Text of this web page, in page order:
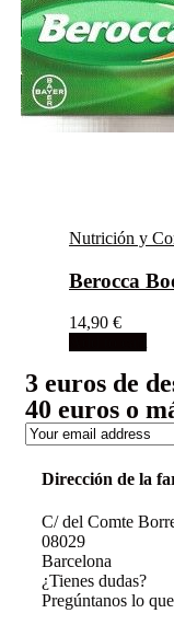
Nutrición y
Berocca
14,90 €
3 euros de
40 euros o
Dirección de la
C/ del Comte
08029
Barcelona
¿Tienes dudas?
Pregúntanos lo